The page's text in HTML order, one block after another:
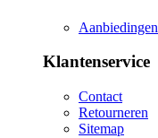
Aanbiedingen
Klantenservice
Contact
Retourneren
Sitemap